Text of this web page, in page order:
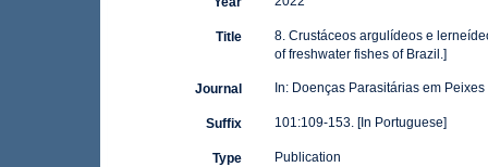
Title
8. Crustáceos argulídeos e
of freshwater fishes of Brazil.]
Journal In: Doenças Parasitárias em
Suffix 101:109-153. [In Portuguese]
Type Publication